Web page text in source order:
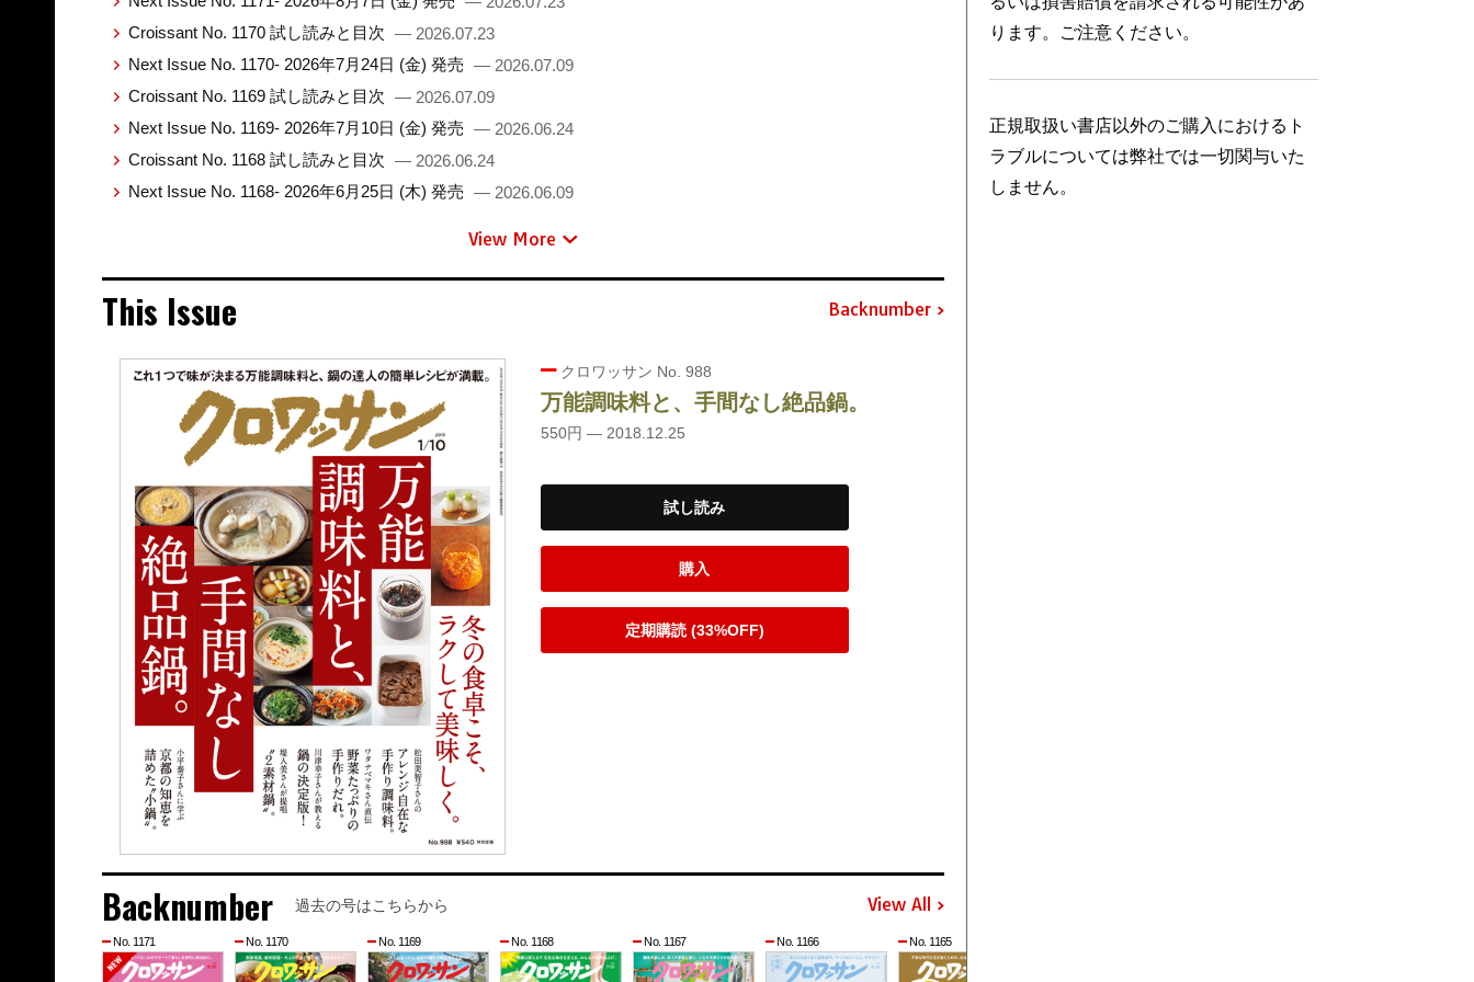
Croissant No. 1170 試し読みと目次 — 2026.07.23
Next Issue No. 1170- 2026年7月24日 (金) 発売 — 2026.07.09
Croissant No. 1169 試し読みと目次 — 2026.07.09
Next Issue No. 1169- 2026年7月10日 (金) 発売 — 2026.06.24
Croissant No. 1168 試し読みと目次 — 2026.06.24
Next Issue No. 1168- 2026年6月25日 (木) 発売 — 2026.06.09
View More
This Issue Backnumber
クロワッサン No. 988
万能調味料と、手間なし絶品鍋。
550円 — 2018.12.25
試し読み
購入
定期購読 (33%OFF)
Backnumber 過去の号はこちらから View All
No. 1171 No. 1170 No. 1169 No. 1168 No. 1167 No. 1166 No. 1165
ります。ご注意ください。
正規取扱い書店以外のご購入におけるト
ラブルについては弊社では一切関与いた
しません。